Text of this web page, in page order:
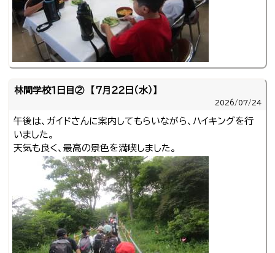
林間学校１日目② 【７月２２日（水）】
2026/07/24
午後は、ガイドさんに案内してもらいながら、ハイキングを行
いました。
天気も良く、最高の景色を満喫しました。